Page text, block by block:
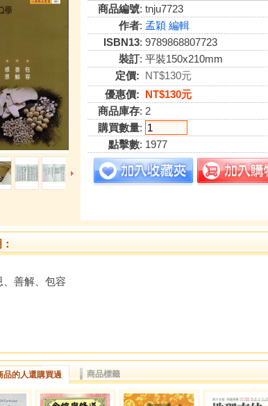
商品編號: tnju7723
作者: 孟穎 編輯
ISBN13: 9789868807723
裝訂: 平裝150x210mm
定價: NT$130元
優惠價: NT$130元
商品庫存: 2
購買數量:
點擊數: 1977
、善解、包容
品的人還購買過 商品標籤